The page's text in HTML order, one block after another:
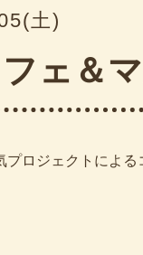
土)
ェ＆
ロジェクトによる